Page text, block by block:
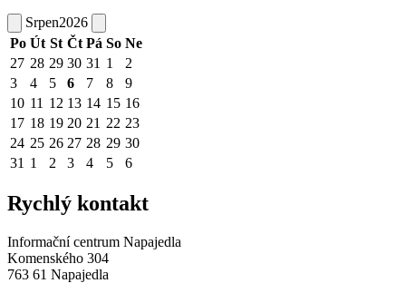
Srpen2026
Po Út St Čt Pá So Ne
27 28 29 30 31 1
2
3
4 5 6 7 8
9
10 11 12 13 14 15 16
17 18 19 20 21 22 23
24 25 26 27 28 29 30
31 1 2 3 4 5 6
Rychlý kontakt
Informační centrum Napajedla
Komenského 304
763 61 Napajedla